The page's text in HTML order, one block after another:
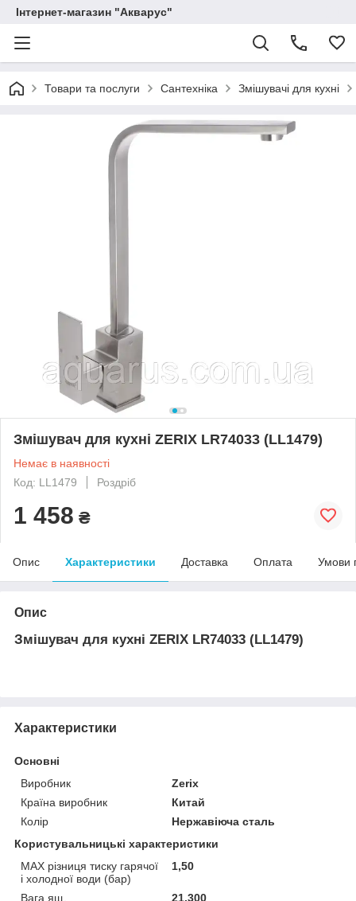
Інтернет-магазин "Акварус"
Товари та послуги Сантехніка Змішувачі для кухні
Змішувач для кухні ZERIX LR74033 (LL1479)
Немає в наявності
Код: LL1479
Роздріб
1 458 ₴
Опис Характеристики Доставка Оплата Умови
Опис
Змішувач для кухні ZERIX LR74033 (LL1479)
Характеристики
Основні
Виробник
Zerix
Країна виробник
Китай
Колір
Нержавіюча сталь
Користувальницькі характеристики
MAX різниця тиску гарячої
і холодної води (бар)
1,50
Вага ящ.
21,300